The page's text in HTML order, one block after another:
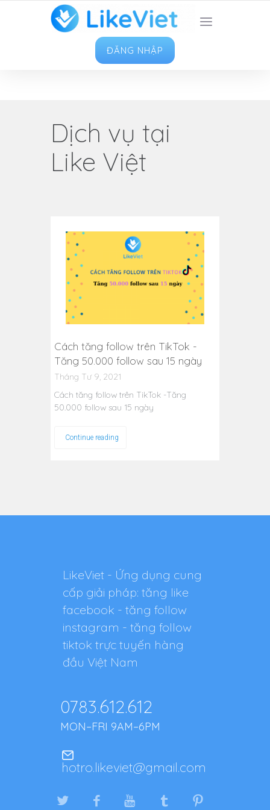
TOP 1 ỨNG DỤNG TĂNG LIKE HAY NHẤT VIỆT
NAM
ĐĂNG NHẬP
Dịch vụ tại
Like Việt
Cách tăng follow trên TikTok -
Tăng 50.000 follow sau 15 ngày
Tháng Tư 9, 2021
Cách tăng follow trên TikTok -Tăng
50.000 follow sau 15 ngày
Continue reading
LikeViet - Ứng dụng cung
cấp giải pháp: tăng like
facebook - tăng follow
instagram - tăng follow
tiktok trực tuyến hàng
đầu Việt Nam
0783.612.612
MON–FRI 9AM–6PM
hotro.likeviet@gmail.com